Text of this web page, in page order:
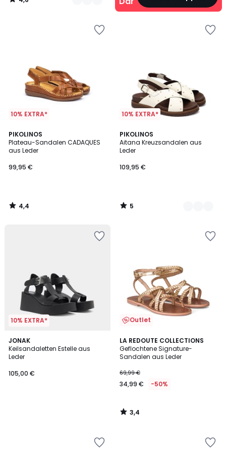
/
10% EXTRA*
PIKOLINOS
Plateau-Sandalen CADAQUES
aus Leder
99,95 €
4,4
/ 5
4,4
/
10% EXTRA*
PIKOLINOS
Aitana Kreuzsandalen aus
Leder
109,95 €
5
/
5
2
Farben
5
/
10% EXTRA*
JONAK
Keilsandaletten Estelle aus
Leder
105,00 €
Outlet
LA REDOUTE COLLECTIONS
Geflochtene Signature-
Sandalen aus Leder
69,99 €
34,99 € -50%
3,4
/ 5
3,4
/